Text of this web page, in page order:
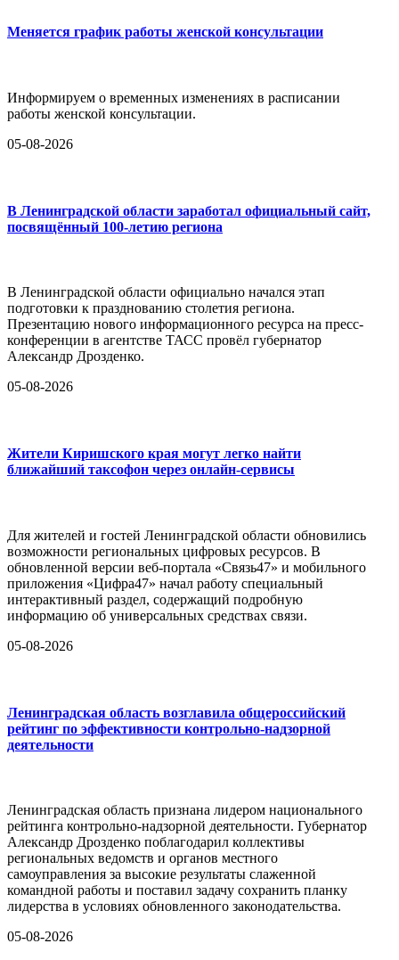
Меняется график работы женской консультации
Информируем о временных изменениях в расписании
работы женской консультации.
05-08-2026
В Ленинградской области заработал официальный сайт,
посвящённый 100-летию региона
В Ленинградской области официально начался этап
подготовки к празднованию столетия региона.
Презентацию нового информационного ресурса на пресс-
конференции в агентстве ТАСС провёл губернатор
Александр Дрозденко.
05-08-2026
Жители Киришского края могут легко найти
ближайший таксофон через онлайн-сервисы
Для жителей и гостей Ленинградской области обновились
возможности региональных цифровых ресурсов. В
обновленной версии веб-портала «Связь47» и мобильного
приложения «Цифра47» начал работу специальный
интерактивный раздел, содержащий подробную
информацию об универсальных средствах связи.
05-08-2026
Ленинградская область возглавила общероссийский
рейтинг по эффективности контрольно-надзорной
деятельности
Ленинградская область признана лидером национального
рейтинга контрольно-надзорной деятельности. Губернатор
Александр Дрозденко поблагодарил коллективы
региональных ведомств и органов местного
самоуправления за высокие результаты слаженной
командной работы и поставил задачу сохранить планку
лидерства в условиях обновленного законодательства.
05-08-2026